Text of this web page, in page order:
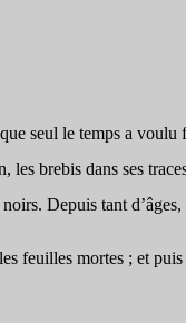
seul le temps a voulu
les brebis dans ses
Depuis tant
feuilles mortes ; et puis